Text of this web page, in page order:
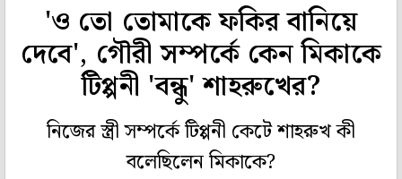
'ও তো তোমাকে ফকির বানিয়ে
দেবে', গৌরী সম্পর্কে কেন মিকাকে
টিপ্পনী 'বন্ধু' শাহরুখের?
নিজের স্ত্রী সম্পর্কে টিপ্পনী কেটে শাহরুখ কী
বলেছিলেন মিকাকে?